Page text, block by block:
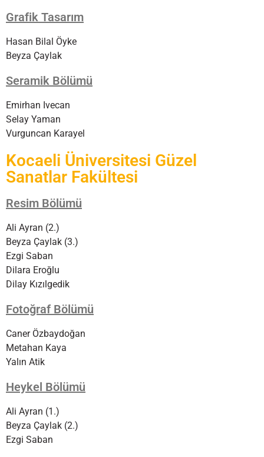
Grafik Tasarım
Hasan Bilal Öyke
Beyza Çaylak
Seramik Bölümü
Emirhan Ivecan
Selay Yaman
Vurguncan Karayel
Kocaeli Üniversitesi Güzel
Sanatlar Fakültesi
Resim Bölümü
Ali Ayran (2.)
Beyza Çaylak (3.)
Ezgi Saban
Dilara Eroğlu
Dilay Kızılgedik
Fotoğraf Bölümü
Caner Özbaydoğan
Metahan Kaya
Yalın Atik
Heykel Bölümü
Ali Ayran (1.)
Beyza Çaylak (2.)
Ezgi Saban